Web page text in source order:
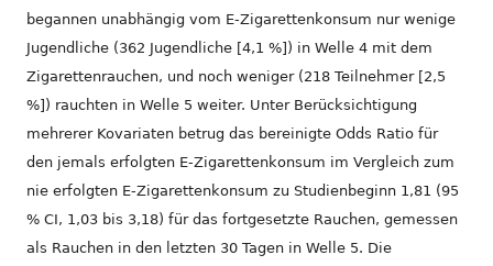
begannen unabhängig vom E-Zigarettenkonsum nur wenige
Jugendliche (362 Jugendliche [4,1 %]) in Welle 4 mit dem
Zigarettenrauchen, und noch weniger (218 Teilnehmer [2,5
%]) rauchten in Welle 5 weiter. Unter Berücksichtigung
mehrerer Kovariaten betrug das bereinigte Odds Ratio für
den jemals erfolgten E-Zigarettenkonsum im Vergleich zum
nie erfolgten E-Zigarettenkonsum zu Studienbeginn 1,81 (95
% CI, 1,03 bis 3,18) für das fortgesetzte Rauchen, gemessen
als Rauchen in den letzten 30 Tagen in Welle 5. Die